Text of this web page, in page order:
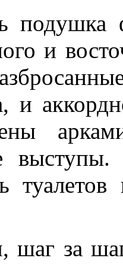
подушка
и
и
шаг за